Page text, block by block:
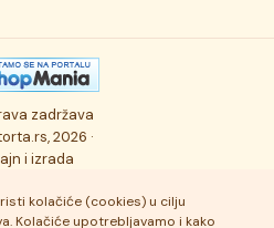
kolačiće (cookies) u cilju
Kolačiće upotrebljavamo i kako
tortu
torti
prava
privatnosti
pitanja
Posao
zadržava
2026 ·
i izrada